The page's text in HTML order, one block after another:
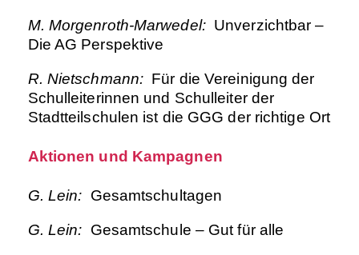
M. Morgenroth-Marwedel: Unverzichtbar –
Die AG Perspektive
R. Nietschmann: Für die Vereinigung der
Schulleiterinnen und Schulleiter der
Stadtteilschulen ist die GGG der richtige Ort
Aktionen und Kampagnen
G. Lein: Gesamtschultagen
G. Lein: Gesamtschule – Gut für alle